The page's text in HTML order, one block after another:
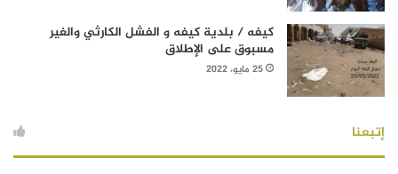
كيفه / بلدية كيفه و الفشل الكارثي والغير
مسبوق على الإطلاق
25 مايو، 2022
إتبعنا